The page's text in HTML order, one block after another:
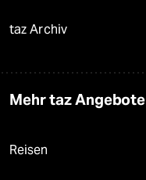
taz Archiv
Mehr taz Angebote
Reisen